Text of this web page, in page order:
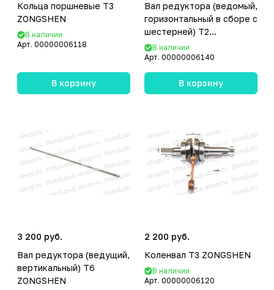
Кольца поршневые T3
ZONGSHEN
В наличии
Арт. 00000006118
В корзину
Вал редуктора (ведомый,
горизонтальный в сборе с
шестерней) T2
ZONGSHEN
В наличии
Арт. 00000006140
В корзину
3 200 руб.
Вал редуктора (ведущий,
вертикальный) T6
ZONGSHEN
2 200 руб.
Коленвал T3 ZONGSHEN
В наличии
Арт. 00000006120